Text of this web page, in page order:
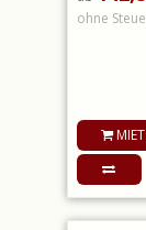
Bühne..
ohne